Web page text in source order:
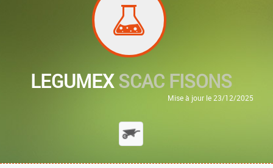
LEGUMEXSCAC FISONS
Mise à jour le 23/12/2025